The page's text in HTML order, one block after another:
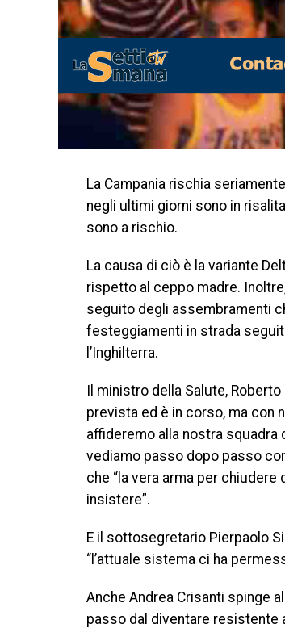
La Campania rischia
negli ultimi giorni sono in
sono a rischio.
La causa di ciò è la variante
rispetto al ceppo madre.
seguito degli assembramenti
festeggiamenti in strada
l’Inghilterra.
Il ministro della Salute,
prevista ed è in corso, ma con
affideremo alla nostra
vediamo passo dopo passo
che “la vera arma per
insistere”.
E il sottosegretario Pierpaolo
“l’attuale sistema ci ha
Anche Andrea Crisanti spinge
passo dal diventare resistente